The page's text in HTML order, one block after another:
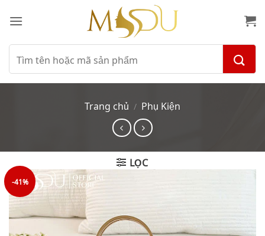
qua
dungTìm
kiếm:
Trang chủ / Phụ Kiện
LỌC
-41%